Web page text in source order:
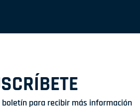
para recibir más información